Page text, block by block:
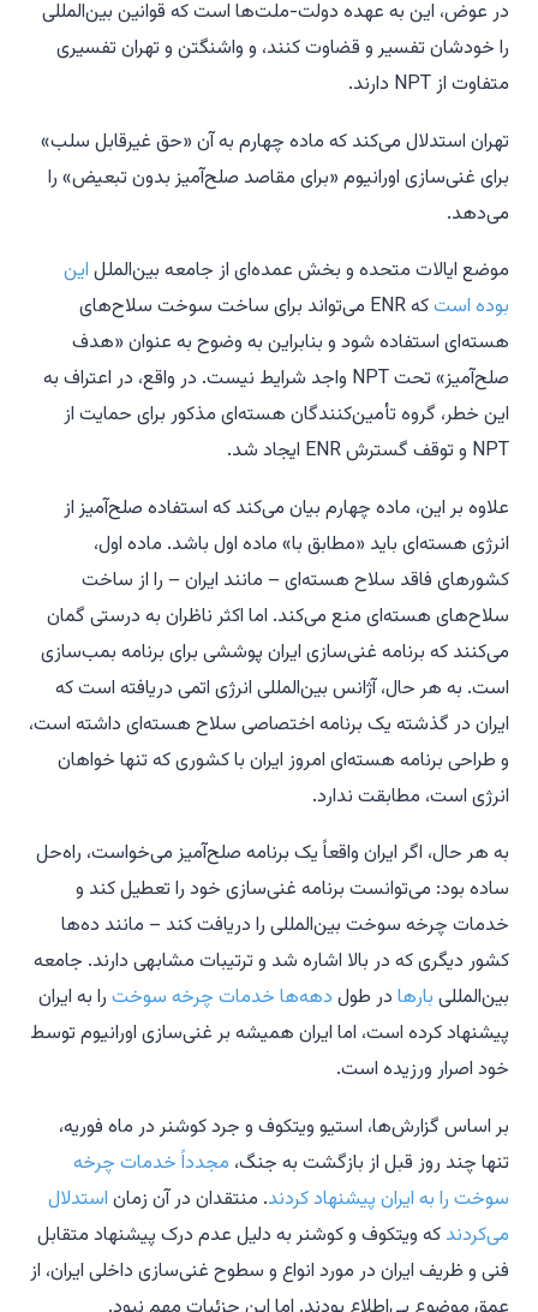
در عوض، این به عهده دولت-ملت‌ها است که قوانین بین‌المللی
را خودشان تفسیر و قضاوت کنند، و واشنگتن و تهران تفسیری
متفاوت از NPT دارند.
تهران استدلال می‌کند که ماده چهارم به آن «حق غیرقابل سلب»
برای غنی‌سازی اورانیوم «برای مقاصد صلح‌آمیز بدون تبعیض» را
می‌دهد.
موضع ایالات متحده و بخش عمده‌ای از جامعه بین‌الملل این
بوده است
که ENR می‌تواند برای ساخت سوخت سلاح‌های
هسته‌ای استفاده شود و بنابراین به وضوح به عنوان «هدف
صلح‌آمیز» تحت NPT واجد شرایط نیست. در واقع، در اعتراف به
این خطر، گروه تأمین‌کنندگان هسته‌ای مذکور برای حمایت از
NPT و توقف گسترش ENR ایجاد شد.
علاوه بر این، ماده چهارم بیان می‌کند که استفاده صلح‌آمیز از
انرژی هسته‌ای باید «مطابق با» ماده اول باشد. ماده اول،
کشورهای فاقد سلاح هسته‌ای – مانند ایران – را از ساخت
سلاح‌های هسته‌ای منع می‌کند. اما اکثر ناظران به درستی گمان
می‌کنند که برنامه غنی‌سازی ایران پوششی برای برنامه بمب‌سازی
است. به هر حال، آژانس بین‌المللی انرژی اتمی دریافته است که
ایران در گذشته یک برنامه اختصاصی سلاح هسته‌ای داشته است،
و طراحی برنامه هسته‌ای امروز ایران با کشوری که تنها خواهان
انرژی است، مطابقت ندارد.
به هر حال، اگر ایران واقعاً یک برنامه صلح‌آمیز می‌خواست، راه‌حل
ساده بود: می‌توانست برنامه غنی‌سازی خود را تعطیل کند و
خدمات چرخه سوخت بین‌المللی را دریافت کند – مانند ده‌ها
کشور دیگری که در بالا اشاره شد و ترتیبات مشابهی دارند. جامعه
بین‌المللی بارها در طول دهه‌ها خدمات چرخه سوخت را به ایران
پیشنهاد کرده است، اما ایران همیشه بر غنی‌سازی اورانیوم توسط
خود اصرار ورزیده است.
بر اساس گزارش‌ها، استیو ویتکوف و جرد کوشنر در ماه فوریه،
تنها چند روز قبل از بازگشت به جنگ، مجدداً خدمات چرخه
سوخت را به ایران پیشنهاد کردند. منتقدان در آن زمان استدلال
می‌کردند که ویتکوف و کوشنر به دلیل عدم درک پیشنهاد متقابل
فنی و ظریف ایران در مورد انواع و سطوح غنی‌سازی داخلی ایران، از